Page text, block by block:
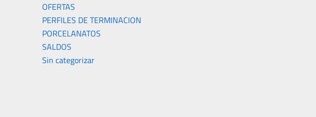
OFERTAS
PERFILES DE TERMINACION
PORCELANATOS
SALDOS
Sin categorizar